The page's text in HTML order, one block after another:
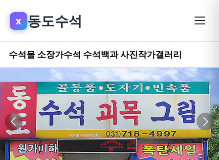
x 동도수석
수석몰 소장가수석 수석백과사진작가갤러리